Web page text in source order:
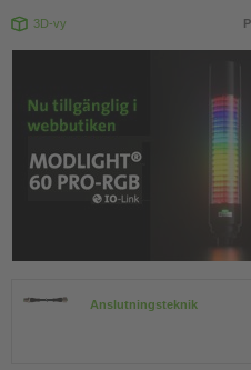
3D-vy
Anslutningsteknik